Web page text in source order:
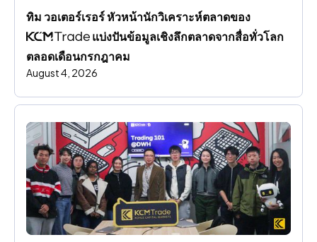
แบ่งปันข้อมูลเชิงลึกตลาดจากสื่อทั่วโลก
ตลอดเดือนกรกฎาคม
August 4, 2026